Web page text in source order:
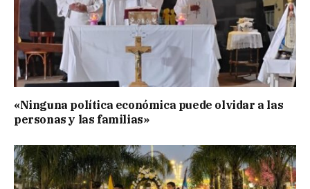
«Ninguna política económica puede olvidar a las
personas y las familias»